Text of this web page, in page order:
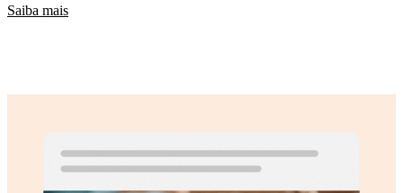
Saiba mais